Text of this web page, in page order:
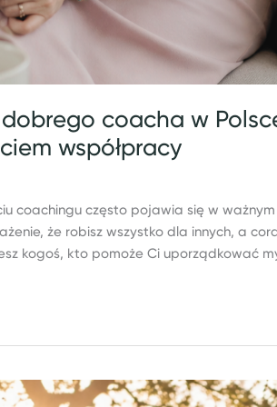
coacha w
współpracy
coachingu często pojawia się w
że robisz wszystko dla innych, a
kogoś, kto pomoże Ci uporządkować